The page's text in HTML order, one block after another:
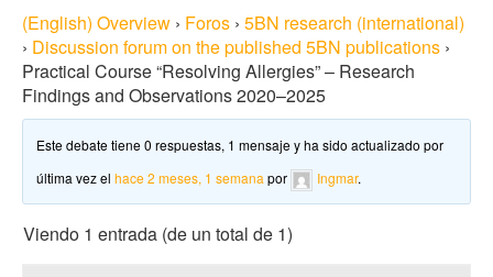
(English) Overview › Foros › 5BN research (international)
› Discussion forum on the published 5BN publications ›
Practical Course “Resolving Allergies” – Research
Findings and Observations 2020–2025
Este debate tiene 0 respuestas, 1 mensaje y ha sido actualizado por
última vez el hace 2 meses, 1 semana por Ingmar.
Viendo 1 entrada (de un total de 1)